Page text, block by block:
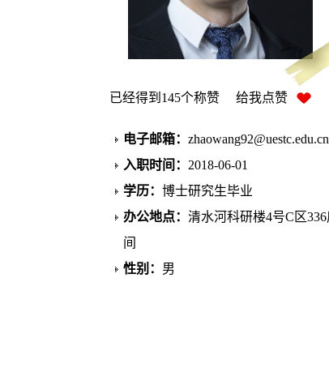
已经得到 145个称赞 给我点赞
电子邮箱： zhaowang92@uestc.edu.cn
入职时间： 2018-06-01
学历： 博士研究生毕业
办公地点： 清水河科研楼4号C区336
间
性别： 男